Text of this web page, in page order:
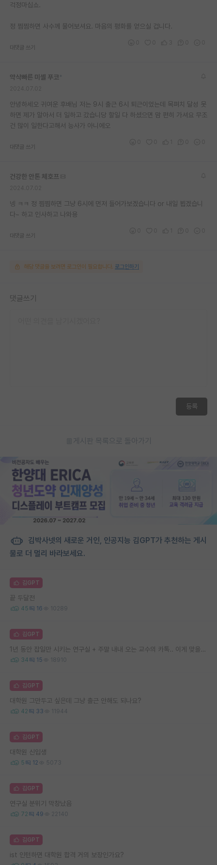
재팬라운지 🌸
걱정마십쇼.
정 찜찜하면 사수께 물어보셔요. 마음의 평화를 얻으실 겁니다.
대댓글 쓰기
약삭빠른 미셸 푸코
안녕하세오 귀여운 후배님 저는 9시 출근 6시 퇴근이었는데 목펴치 달성 못
하면 제가 알아서 더 일하고 갔습니당 할일 다 하셨으면 맘 편히 가셔요 무조
건 많이 일한다고해서 능사가 아니에오
대댓글 쓰기
건강한 안톤 체호프
넹 ㅋㅋ 정 찜찜하면 그냥 6시에 먼저 들어가보겠습니다 or 내일 뵙겠습니
다~ 하고 인사하고 나와용
대댓글 쓰기
해당 댓글을 보려면 로그인이 필요합니다. 로그인하기
댓글쓰기
등록
게시판 목록으로 돌아가기
김박사넷의 새로운 거인, 인공지능 김GPT가 추천하는 게시
물로 더 멀리 바라보세요.
김GPT
끝 두달전
45 16 10289
김GPT
1년 동안 잡일만 시키는 연구실 + 주말 내내 오는 교수의 카톡.. 이게 맞을까요
34 15 18910
김GPT
대학원 그만두고 싶은데 그냥 출근 안해도 되나요?
42 33 11944
김GPT
대학원 신입생
5 12 5073
김GPT
연구실 분위기 막창났음
72 49 22140
김GPT
ist 인턴하면 대학원 합격 거의 보장인가요?